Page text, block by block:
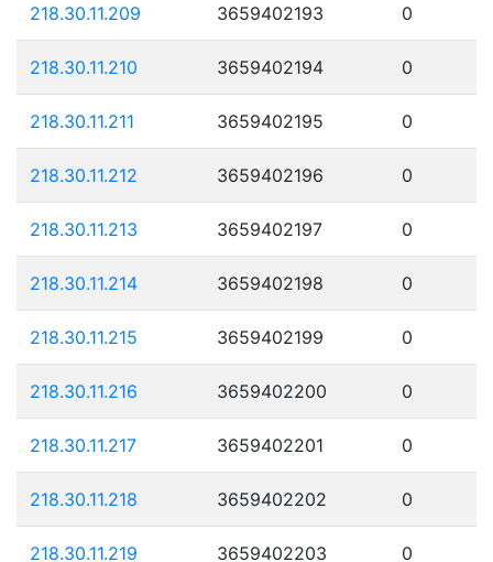
218.30.11.209 3659402193 0
218.30.11.210 3659402194 0
218.30.11.211 3659402195 0
218.30.11.212 3659402196 0
218.30.11.213 3659402197 0
218.30.11.214 3659402198 0
218.30.11.215 3659402199 0
218.30.11.216 3659402200 0
218.30.11.217 3659402201 0
218.30.11.218 3659402202 0
218.30.11.219 3659402203 0